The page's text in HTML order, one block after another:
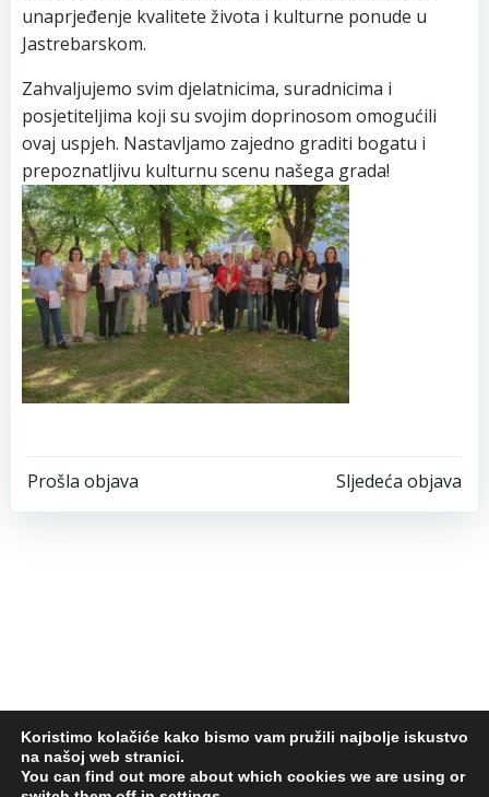
unaprjeđenje kvalitete života i kulturne ponude u
Jastrebarskom.
Zahvaljujemo svim djelatnicima, suradnicima i
posjetiteljima koji su svojim doprinosom omogućili
ovaj uspjeh. Nastavljamo zajedno graditi bogatu i
prepoznatljivu kulturnu scenu našega grada!
Post
Prošla objava Sljedeća objava
© 2026 Centar za kulturu Jastrebarsko. Design by
Koristimo kolačiće kako bismo vam pružili najbolje iskustvo
na našoj web stranici.
You can find out more about which cookies we are using or